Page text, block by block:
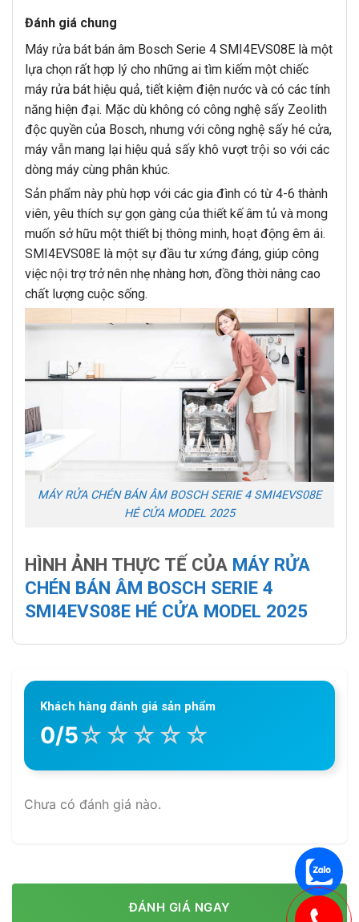
Đánh giá chung
Máy rửa bát bán âm Bosch Serie 4 SMI4EVS08E là một
lựa chọn rất hợp lý cho những ai tìm kiếm một chiếc
máy rửa bát hiệu quả, tiết kiệm điện nước và có các tính
năng hiện đại. Mặc dù không có công nghệ sấy Zeolith
độc quyền của Bosch, nhưng với công nghệ sấy hé cửa,
máy vẫn mang lại hiệu quả sấy khô vượt trội so với các
dòng máy cùng phân khúc.
Sản phẩm này phù hợp với các gia đình có từ 4-6 thành
viên, yêu thích sự gọn gàng của thiết kế âm tủ và mong
muốn sở hữu một thiết bị thông minh, hoạt động êm ái.
SMI4EVS08E là một sự đầu tư xứng đáng, giúp công
việc nội trợ trở nên nhẹ nhàng hơn, đồng thời nâng cao
chất lượng cuộc sống.
MÁY RỬA CHÉN BÁN ÂM BOSCH SERIE 4 SMI4EVS08E
HÉ CỬA MODEL 2025
HÌNH ẢNH THỰC TẾ CỦA MÁY RỬA
CHÉN BÁN ÂM BOSCH SERIE 4
SMI4EVS08E HÉ CỬA MODEL 2025
Khách hàng đánh giá sản phẩm
0/5☆ ☆ ☆ ☆ ☆
Chưa có đánh giá nào.
ĐÁNH GIÁ NGAY